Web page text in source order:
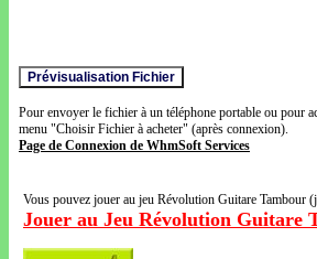
Pour envoyer le fichier à un téléphone portable ou pour
menu "Choisir Fichier à acheter" (après connexion).
Page de Connexion de WhmSoft Services
Vous pouvez jouer au jeu Révolution Guitare Tambour
Jouer au Jeu Révolution Guitare